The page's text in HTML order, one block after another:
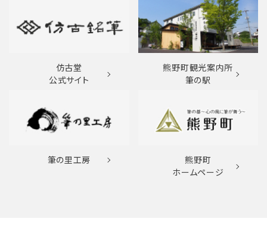
仿古堂
公式サイト
熊野町観光案内所
筆の駅
筆の里工房
熊野町
ホームページ